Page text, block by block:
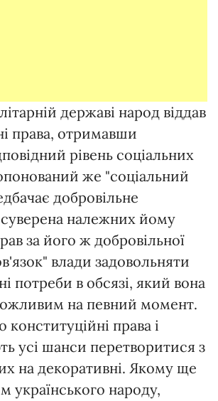
державі народ віддав
права, отримавши
рівень соціальних
же "соціальний
добровільне
належних йому
за його ж добровільної
влади задовольняти
потреби в обсязі, який вона
на певний момент.
права і
усі шанси перетворитися з
на декоративні. Якому ще
українського народу,